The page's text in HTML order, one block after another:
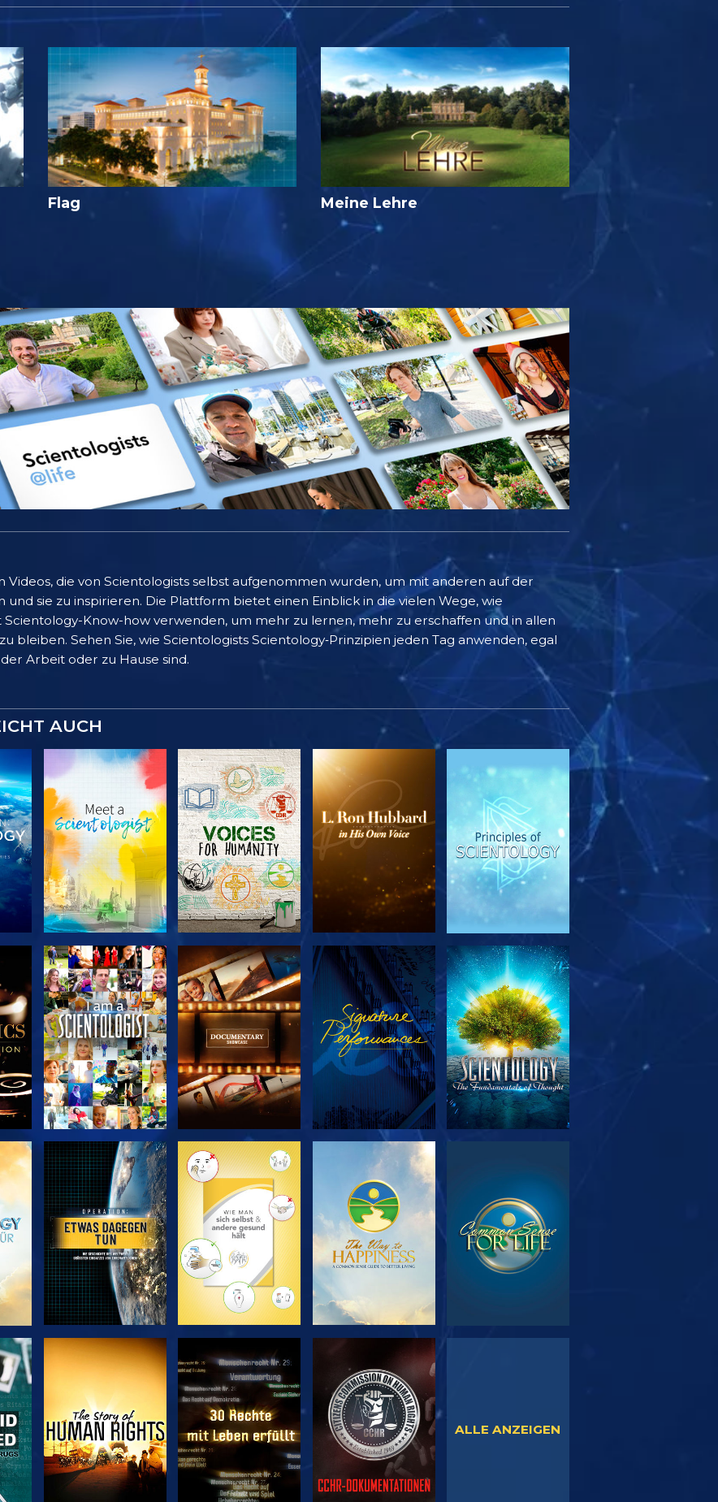
Flag Meine Lehre
Videos, die von Scientologists selbst aufgenommen wurden, um mit anderen auf der
sie zu inspirieren. Die Plattform bietet einen Einblick in die vielen Wege, wie
Know-how verwenden, um mehr zu lernen, mehr zu erschaffen und in allen
bleiben. Sehen Sie, wie Scientologists Scientology‑Prinzipien jeden Tag anwenden, egal
Arbeit oder zu Hause sind.
AUCH
SERIE
ENTDECKEN
SERIE
ENTDECKEN
SERIE
ENTDECKEN
ANSEHEN
SERIE
ENTDECKEN
SERIE
ENTDECKEN
SERIE
ENTDECKEN
ANSEHEN ANSEHEN ANSEHEN
ALLE ANZEIGEN